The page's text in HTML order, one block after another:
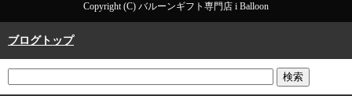
Copyright (C) バルーンギフト専門店 i Balloon
ブログトップ